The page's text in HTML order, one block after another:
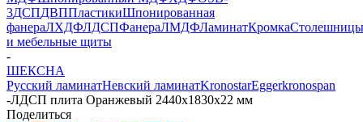
3ДСПДВППластикиШпонированная
фанераЛХДФЛДСПФанераЛМДФЛаминатКромкаСтолешницы
и мебельные щиты
-
ШЕКСНА
Русский ламинатНевский ламинатKronostarEggerkronospan
-ЛДСП плита Оранжевый 2440х1830x22 мм
Поделиться